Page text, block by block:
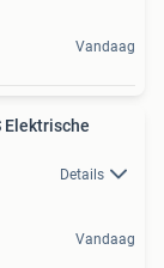
Vandaag
Elektrische
Details
Vandaag